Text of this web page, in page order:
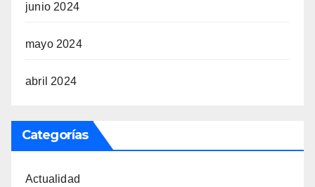
junio 2024
mayo 2024
abril 2024
Categorías
Actualidad